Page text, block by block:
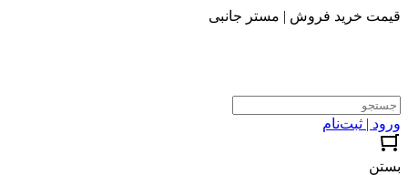
قیمت خرید فروش | مستر جانبی
ورود | ثبت‌نام
بستن